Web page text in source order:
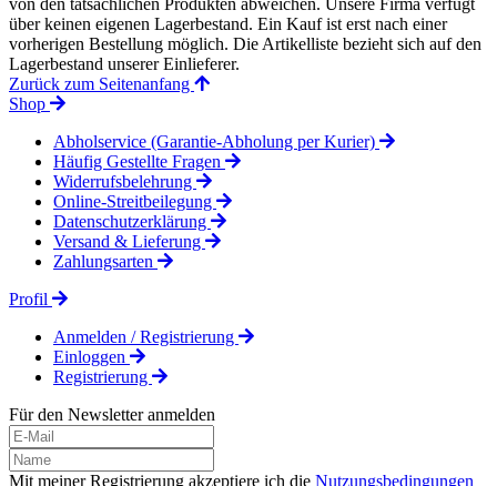
von den tatsächlichen Produkten abweichen. Unsere Firma verfügt
über keinen eigenen Lagerbestand. Ein Kauf ist erst nach einer
vorherigen Bestellung möglich. Die Artikelliste bezieht sich auf den
Lagerbestand unserer Einlieferer.
Zurück zum Seitenanfang
Shop
Abholservice (Garantie-Abholung per Kurier)
Häufig Gestellte Fragen
Widerrufsbelehrung
Online-Streitbeilegung
Datenschutzerklärung
Versand & Lieferung
Zahlungsarten
Profil
Anmelden / Registrierung
Einloggen
Registrierung
Für den Newsletter anmelden
Mit meiner Registrierung akzeptiere ich die Nutzungsbedingungen